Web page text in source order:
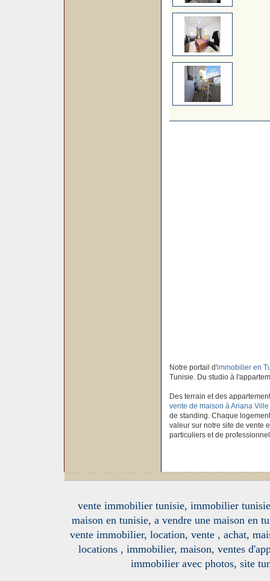
Notre portail d'immobilier en
Tunisie. Du studio à
Des terrain et des
vente de maison à Ariana Ville
de standing. Chaque
valeur sur notre site de vente
particuliers et de
vente immobilier tunisie, immobilier
maison en tunisie, a vendre une maison en
vente immobilier, location, vente , achat,
locations , immobilier, maison, ventes
immobilier avec photos, site